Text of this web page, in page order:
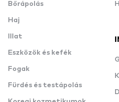
Bőrápolás
Haj
Illat
Eszközök és kefék
Fogak
Fürdés és testápolás